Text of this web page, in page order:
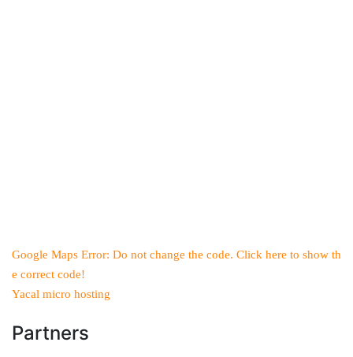
Google Maps Error: Do not change the code. Click here to show th
e correct code!
Yacal micro hosting
Partners